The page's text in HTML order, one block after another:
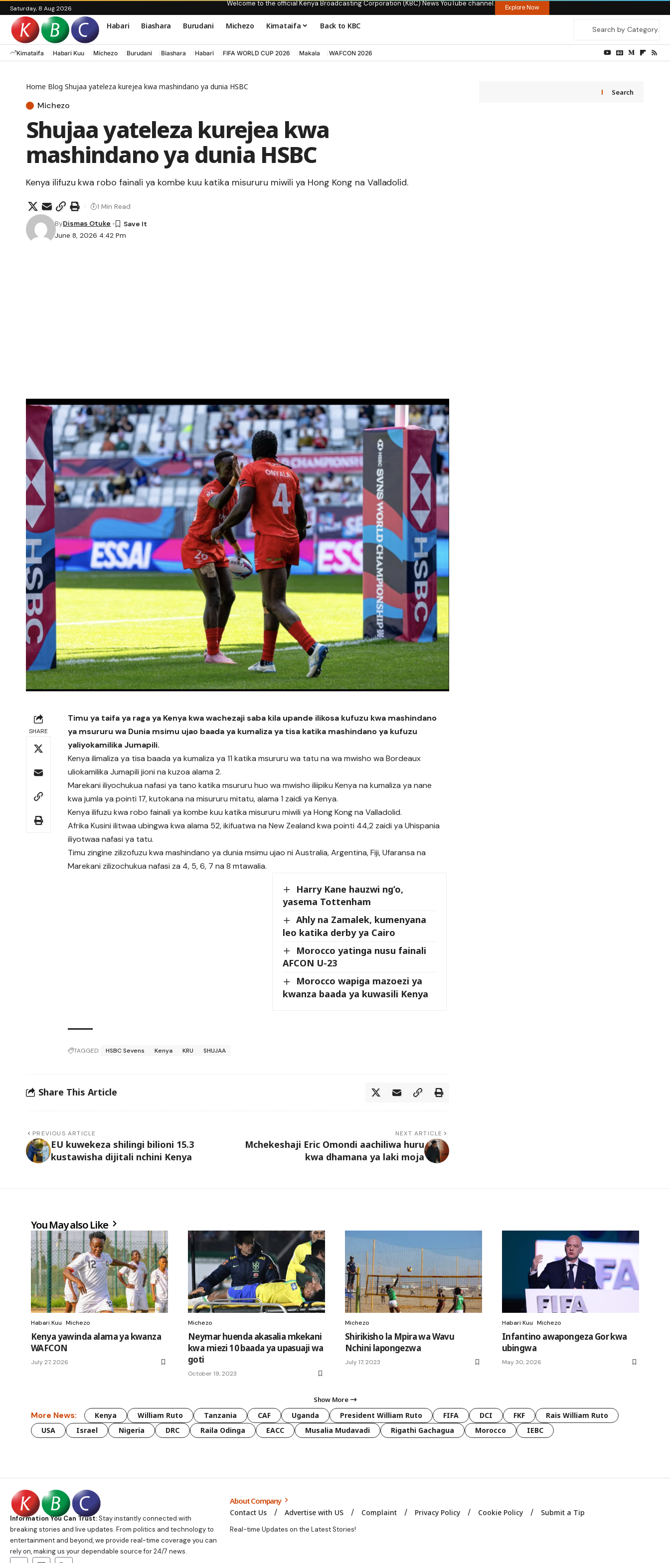
Saturday, 8 Aug 2026
Welcome to the official Kenya Broadcasting Corporation (KBC) News YouTube channel. Explore Now
Habari Biashara Burudani Michezo Kimataifa Back to KBC
Kimataifa Habari Kuu Michezo Burudani Biashara Habari FIFA WORLD CUP 2026 Makala WAFCON 2026
Home Blog Shujaa yateleza kurejea kwa mashindano ya dunia HSBC
Michezo
Shujaa yateleza kurejea kwa
mashindano ya dunia HSBC
Kenya ilifuzu kwa robo fainali ya kombe kuu katika misururu miwili ya Hong Kong na Valladolid.
June 8, 2026 4:42 Pm
ByDismas Otuke
1 Min Read
SHARE
Timu ya taifa ya raga ya Kenya kwa wachezaji saba kila upande ilikosa kufuzu kwa mashindano
ya msururu wa Dunia msimu ujao baada ya kumaliza ya tisa katika mashindano ya kufuzu
yaliyokamilika Jumapili.
Kenya ilimaliza ya tisa baada ya kumaliza ya 11 katika msururu wa tatu na wa mwisho wa Bordeaux
uliokamilika Jumapili jioni na kuzoa alama 2.
Marekani iliyochukua nafasi ya tano katika msururu huo wa mwisho iliipiku Kenya na kumaliza ya nane
kwa jumla ya pointi 17, kutokana na misururu mitatu, alama 1 zaidi ya Kenya.
Kenya ilifuzu kwa robo fainali ya kombe kuu katika misururu miwili ya Hong Kong na Valladolid.
Afrika Kusini ilitwaa ubingwa kwa alama 52, ikifuatwa na New Zealand kwa pointi 44,2 zaidi ya Uhispania
iliyotwaa nafasi ya tatu.
Timu zingine zilizofuzu kwa mashindano ya dunia msimu ujao ni Australia, Argentina, Fiji, Ufaransa na
Marekani zilizochukua nafasi za 4, 5, 6, 7 na 8 mtawalia.
Harry Kane hauzwi ng’o,
yasema Tottenham
Ahly na Zamalek, kumenyana
leo katika derby ya Cairo
Morocco yatinga nusu fainali
AFCON U-23
Morocco wapiga mazoezi ya
kwanza baada ya kuwasili Kenya
TAGGED: HSBC Sevens Kenya KRU SHUJAA
Share This Article
PREVIOUS ARTICLE
EU kuwekeza shilingi bilioni 15.3
kustawisha dijitali nchini Kenya
NEXT ARTICLE
Mchekeshaji Eric Omondi aachiliwa huru
kwa dhamana ya laki moja
Search
You May also Like
Habari Kuu Michezo
Kenya yawinda alama ya kwanza
WAFCON
July 27, 2026
Michezo
Neymar huenda akasalia mkekani
kwa miezi 10 baada ya upasuaji wa
goti
October 19, 2023
Michezo
Shirikisho la Mpira wa Wavu
Nchini lapongezwa
July 17, 2023
Habari Kuu Michezo
Infantino awapongeza Gor kwa
ubingwa
May 30, 2026
Show More
More News: Kenya William Ruto Tanzania CAF Uganda President William Ruto FIFA DCI FKF
Rais William Ruto
USA
Israel Nigeria DRC Raila Odinga EACC Musalia Mudavadi Rigathi Gachagua Morocco IEBC
Information You Can Trust:Stay instantly connected with
breaking stories and live updates. From politics and technology to
entertainment and beyond, we provide real-time coverage you can
rely on, making us your dependable source for 24/7 news.
About Company
Contact Us Advertise with US Complaint Privacy Policy Cookie Policy Submit a Tip
Real-time Updates on the Latest Stories!